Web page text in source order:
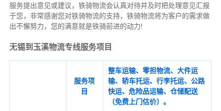
服务提出意见或建议，铁骑物流会认真对待并及时把处理意见汇报
于您，非常感谢您对铁骑物流的支持，铁骑物流将为客户的需求做
出不懈努力，您的满意就是铁骑前进的动力!
无锡到玉溪物流专线服务项目
服务项
目
整车运输、零担物流、大件运
输、轿车托运、行李托运、公路
快运、危险品运输、仓储配送
（免费上门估价）。